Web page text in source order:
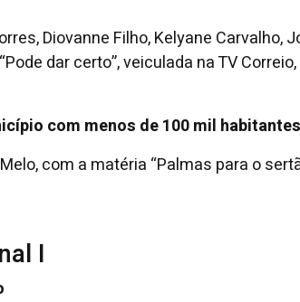
Diovanne Filho, Kelyane
dar certo”, veiculada na TV
com menos de 100 mil habitantes
com a matéria “Palmas para o
I